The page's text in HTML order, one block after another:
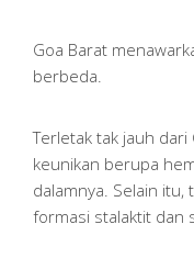
Goa Barat
berbeda.
Terletak tak jauh dari
keunikan berupa
dalamnya. Selain
formasi stalaktit dan